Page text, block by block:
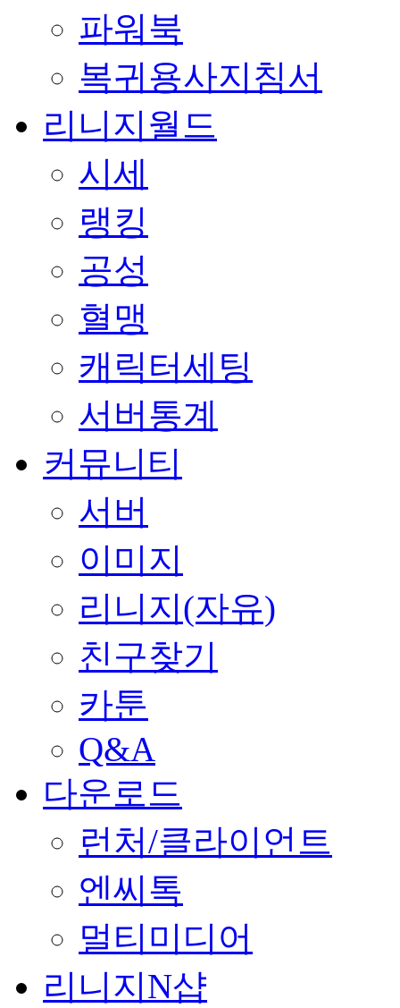
파워북
복귀용사지침서
리니지월드
시세
랭킹
공성
혈맹
캐릭터세팅
서버통계
커뮤니티
서버
이미지
리니지(자유)
친구찾기
카툰
Q&A
다운로드
런처/클라이언트
엔씨톡
멀티미디어
리니지N샵